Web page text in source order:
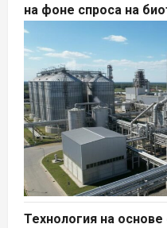
на фоне спроса на
Технология на